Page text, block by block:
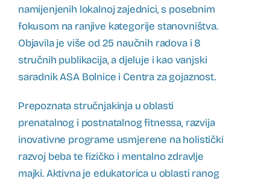
namijenjenih lokalnoj zajednici, s posebnim
fokusom na ranjive kategorije stanovništva.
Objavila je više od 25 naučnih radova i 8
stručnih publikacija, a djeluje i kao vanjski
saradnik ASA Bolnice i Centra za gojaznost.
Prepoznata stručnjakinja u oblasti
prenatalnog i postnatalnog fitnessa, razvija
inovativne programe usmjerene na holistički
razvoj beba te fizičko i mentalno zdravlje
majki. Aktivna je edukatorica u oblasti ranog